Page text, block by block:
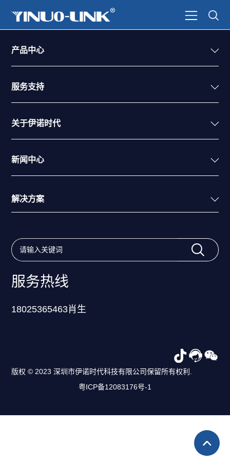
产品中心
服务支持
关于伊诺时代
新闻中心
解决方案
服务热线
18025365463肖生
版权 © 2023 深圳市伊诺时代科技有限公司保留所有权利.
粤ICP备12083176号-1